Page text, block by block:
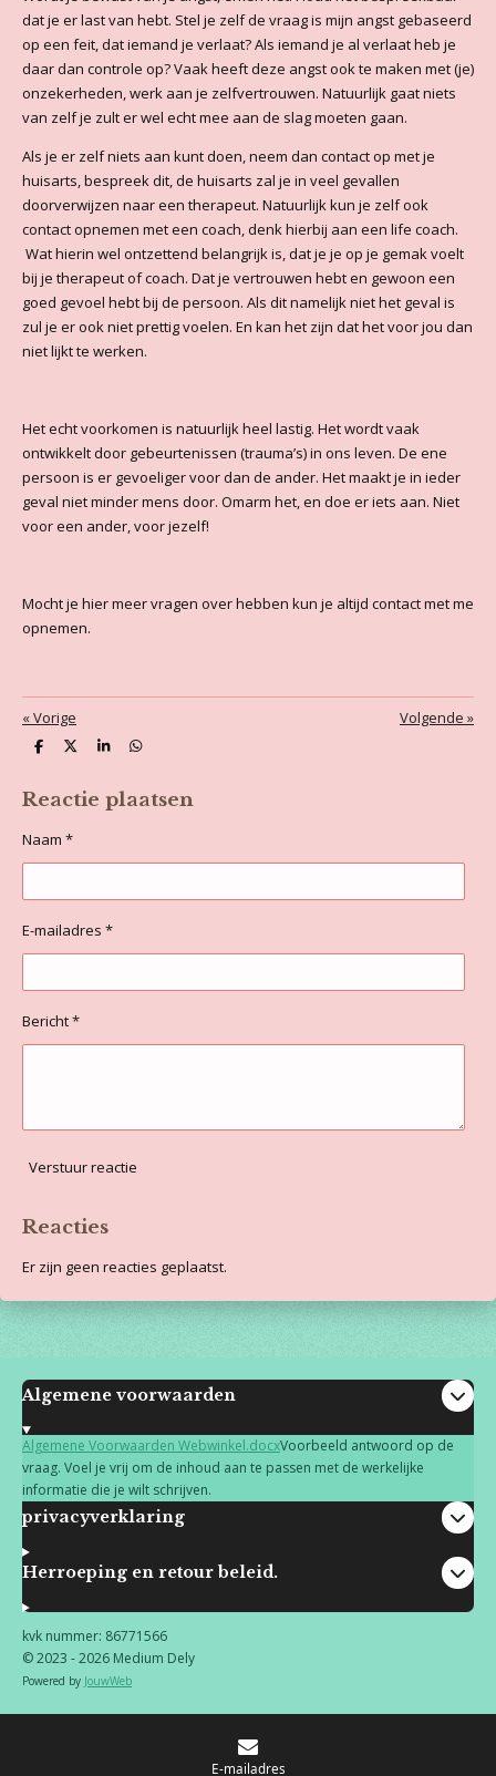
dat je er last van hebt. Stel je zelf de vraag is mijn angst gebaseerd
op een feit, dat iemand je verlaat? Als iemand je al verlaat heb je
daar dan controle op? Vaak heeft deze angst ook te maken met (je)
onzekerheden, werk aan je zelfvertrouwen. Natuurlijk gaat niets
van zelf je zult er wel echt mee aan de slag moeten gaan.
Als je er zelf niets aan kunt doen, neem dan contact op met je
huisarts, bespreek dit, de huisarts zal je in veel gevallen
doorverwijzen naar een therapeut. Natuurlijk kun je zelf ook
contact opnemen met een coach, denk hierbij aan een life coach.
Wat hierin wel ontzettend belangrijk is, dat je je op je gemak voelt
bij je therapeut of coach. Dat je vertrouwen hebt en gewoon een
goed gevoel hebt bij de persoon. Als dit namelijk niet het geval is
zul je er ook niet prettig voelen. En kan het zijn dat het voor jou dan
niet lijkt te werken.
Het echt voorkomen is natuurlijk heel lastig. Het wordt vaak
ontwikkelt door gebeurtenissen (trauma’s) in ons leven. De ene
persoon is er gevoeliger voor dan de ander. Het maakt je in ieder
geval niet minder mens door. Omarm het, en doe er iets aan. Niet
voor een ander, voor jezelf!
Mocht je hier meer vragen over hebben kun je altijd contact met me
opnemen.
«Vorige Volgende »
D
e
n
D
l
S
r
e
D
e
n
Reactie plaatsen
Naam *
E-mailadres *
Bericht *
Verstuur reactie
Reacties
Er zijn geen reacties geplaatst.
Algemene voorwaarden
Algemene Voorwaarden Webwinkel.docxVoorbeeld antwoord op de
vraag. Voel je vrij om de inhoud aan te passen met de werkelijke
informatie die je wilt schrijven.
privacyverklaring
Herroeping en retour beleid.
kvk nummer: 86771566
© 2023 - 2026 Medium Dely
Powered by JouwWeb
E-mailadres